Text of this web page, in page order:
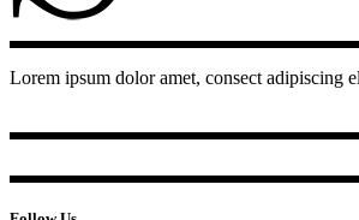
Lorem ipsum dolor amet, consect adipiscing